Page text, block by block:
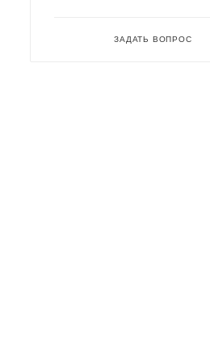
ЗАДАТЬ ВОПРОС